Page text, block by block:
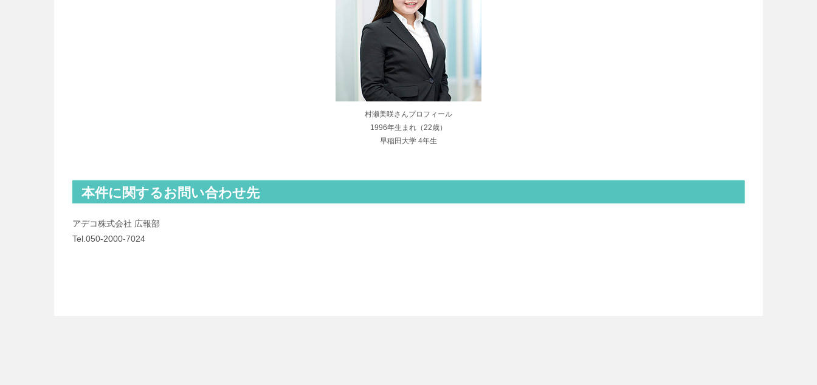
村瀬美咲さんプロフィール
1996年生まれ（22歳）
早稲田大学 4年生
本件に関するお問い合わせ先
アデコ株式会社 広報部
Tel.050-2000-7024